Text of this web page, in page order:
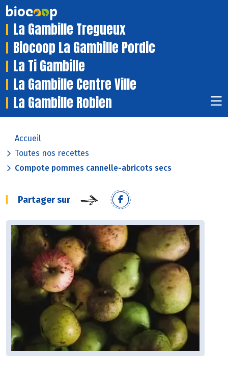
La Gambille Tregueux
Biocoop La Gambille Pordic
La Ti Gambille
La Gambille Centre Ville
La Gambille Robien
Accueil
Toutes nos recettes
Compote pommes cannelle-abricots secs
Partager sur